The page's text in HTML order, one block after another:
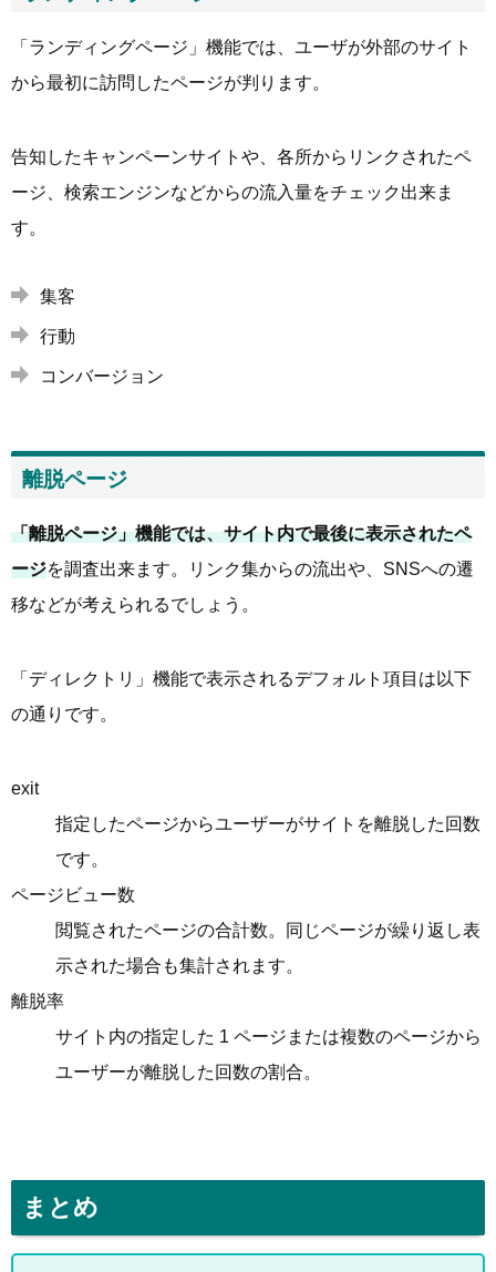
「ランディングページ」機能では、ユーザが外部のサイト
から最初に訪問したページが判ります。
告知したキャンペーンサイトや、各所からリンクされたペ
ージ、検索エンジンなどからの流入量をチェック出来ま
す。
集客
行動
コンバージョン
離脱ページ
「離脱ページ」機能では、サイト内で最後に表示されたペ
ージを調査出来ます。リンク集からの流出や、SNSへの遷
移などが考えられるでしょう。
「ディレクトリ」機能で表示されるデフォルト項目は以下
の通りです。
exit
指定したページからユーザーがサイトを離脱した回数
です。
ページビュー数
閲覧されたページの合計数。同じページが繰り返し表
示された場合も集計されます。
離脱率
サイト内の指定した 1 ページまたは複数のページから
ユーザーが離脱した回数の割合。
まとめ